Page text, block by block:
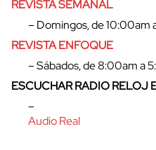
REVISTA SEMANAL
– Domingos, de 10:00am
REVISTA ENFOQUE
– Sábados, de 8:00am a
ESCUCHAR RADIO RELOJ
–
Audio Real